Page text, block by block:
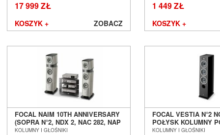
17 999 ZŁ
KOSZYK + ZOBACZ
1 449 ZŁ
KOSZYK +
FOCAL NAIM 10TH ANNIVERSARY
(SOPRA N°2, NDX 2, NAC 282, NAP
250DR) ZESTAW STEREO SALON
KOLUMNY I GŁOŚNIKI
FOCAL VESTIA N°2
POŁYSK KOLUMNY
SALON POZNAŃ
KOLUMNY I GŁOŚNIKI